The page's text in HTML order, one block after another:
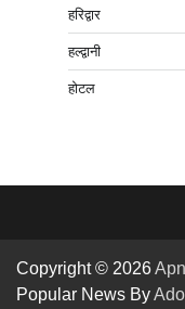
हरिद्वार
हल्द्वानी
होटल
Copyright © 2026
Popular News By